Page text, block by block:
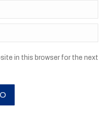
in this browser for the next